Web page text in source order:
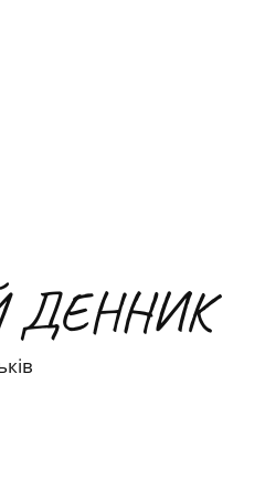
ДЕННИК